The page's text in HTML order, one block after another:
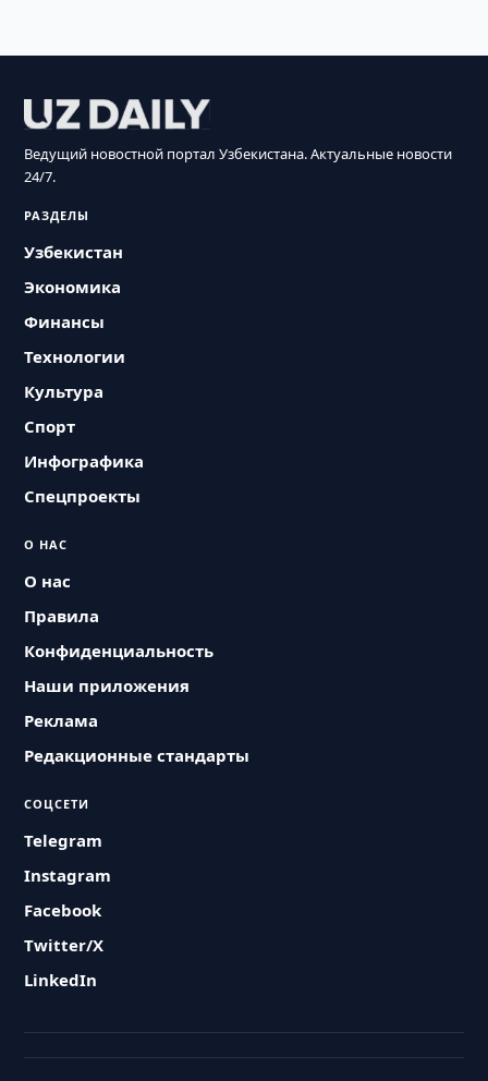
Ведущий новостной портал Узбекистана. Актуальные новости
24/7.
РАЗДЕЛЫ
Узбекистан
Экономика
Финансы
Технологии
Культура
Спорт
Инфографика
Спецпроекты
О НАС
О нас
Правила
Конфиденциальность
Наши приложения
Реклама
Редакционные стандарты
СОЦСЕТИ
Telegram
Instagram
Facebook
Twitter/X
LinkedIn